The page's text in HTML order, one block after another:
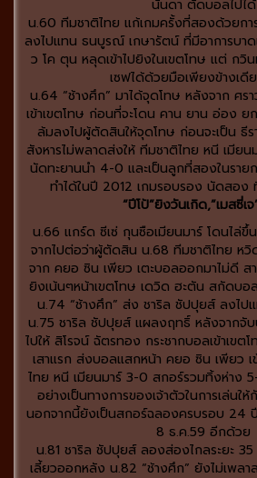
นันดา ตัดบอลไปได้
น.60 ทีมชาติไทย แก้เกมครั้งที่สองด้วยก
ลงไปแทน ธนบูรณ์ เกษารัตน์ ที่มีอาการบา
ว โค ตุน หลุดเข้าไปยิงในเขตโทษ แต่ กวิ
เซฟได้ด้วยมือเพียงข้างเดี
น.64 “ช้างศึก” มาได้จุดโทษ หลังจาก ศร
เข้าเขตโทษ ก่อนที่จะโดน คาน ยาน อ่อง ย
ล้มลงไปผู้ตัดสินให้จุดโทษ ก่อนจะเป็น ธี
สังหารไม่พลาดส่งให้ ทีมชาติไทย หนี เมีย
นัดทะยานนำ 4-0 และเป็นลูกที่สองในราย
ทำได้ในปี 2012 เกมรอบรอง นัดสอง
“ปีโป้”ยิงวันเกิด,”เมสซี่เ
น.66 แกร์ด ซีเซ่ กุนซือเมียนมาร์ โดนไล่
จากไปต่อว่าผู้ตัดสิน น.68 ทีมชาติไทย หวิ
จาก คยอ ซิน เพียว เตะบอลออกมาไม่ดี ส
ยิงเน้นๆหน้าเขตโทษ เดวิด ฮะตัน สกัดบอ
น.74 “ช้างศึก” ส่ง ชาริล ชัปปุยส์ ลงไป
น.75 ชาริล ชัปปุยส์ แผลงฤทธิ์ หลังจากจับ
ไปให้ สิโรจน์ ฉัตรทอง กระชากบอลเข้าเข
เสาแรก ส่งบอลแสกหน้า คยอ ซิน เพียว เ
ไทย หนี เมียนมาร์ 3-0 สกอร์รวมทิ้งห่าง
อย่างเป็นทางการของเจ้าตัวในการเล่น
นอกจากนี้ยังเป็นสกอร์ฉลองครบรอบ 24
8 ธ.ค.59 อีกด้วย
น.81 ชาริล ชัปปุยส์ ลองส่องไกลระยะ
เลี้ยวออกหลัง น.82 “ช้างศึก” ยังไม่เพลา